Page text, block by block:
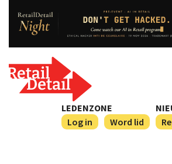
LEDENZONE
Log in
Word lid